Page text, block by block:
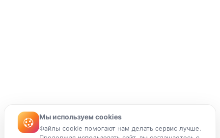
Мы используем cookies
Файлы cookie помогают нам делать сервис лучше.